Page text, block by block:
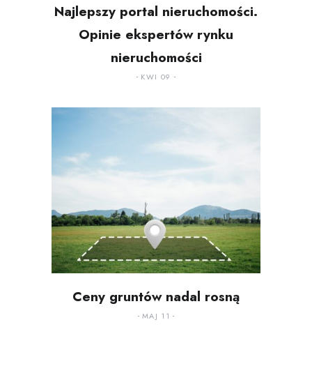
Najlepszy portal nieruchomości.
Opinie ekspertów rynku
nieruchomości
KWI 09
Ceny gruntów nadal rosną
MAJ 11